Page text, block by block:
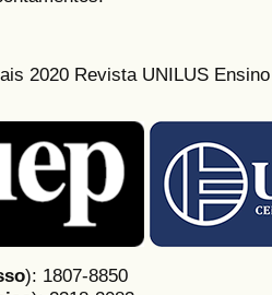
2020 Revista UNILUS
): 1807-8850